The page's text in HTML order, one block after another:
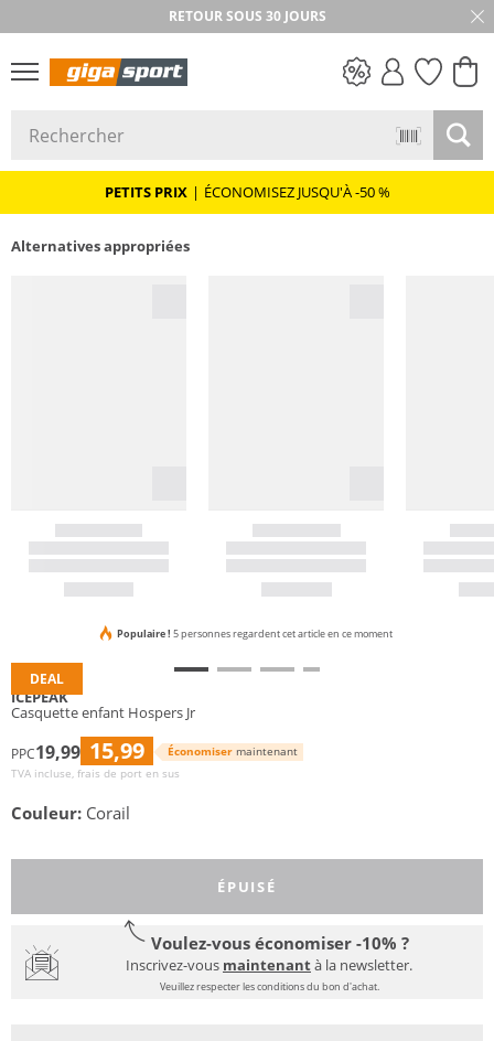
RETOUR SOUS 30 JOURS
PETITS PRIX | ÉCONOMISEZ JUSQU'À -50 %
Alternatives appropriées
DEAL
Populaire ! 5 personnes regardent cet article en ce moment
ICEPEAK
Casquette enfant Hospers Jr
PPC19,99 15,99 Économiser maintenant
TVA incluse, frais de port en sus
Couleur: Corail
ÉPUISÉ
Voulez-vous économiser -10% ?
Inscrivez-vous maintenantà la newsletter.
Veuillez respecter les conditions du bon d'achat.